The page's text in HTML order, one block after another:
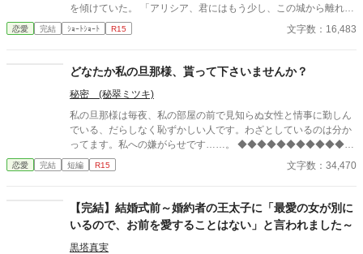
を傾けていた。 「アリシア、君にはもう少し、この城から離れて
もらいたい」 レオンハルトの声は、いつものように低く、落ち
着いていた。しかし、その言葉の意味は、アリシアにとってあま
はどういう意味でございますか」 「つまり、この城にいないでほ
しい、ということだ。しばらくの間、君には別の場所で暮らして
もらいたい」 アリシアは、ゆっくりと目を閉じた。指先がわず
かに震えるのを、彼女は必死に抑えていた。この男の前で、自分
が動揺している姿を見せたくなかったからだ。
恋愛 完結 ｼｮｰﾄｼｮｰﾄ R15 文字数：16,483
どなたか私の旦那様、貰って下さいませんか？
秘密 (秘翠ミツキ)
私の旦那様は毎夜、私の部屋の前で見知らぬ女性と情事に勤しん
でいる、だらしなく恥ずかしい人です。わざとしているのは分か
ってます。私への嫌がらせです……。 ◆◆◆◆◆◆◆◆◆◆◆◆
◆◆◆◆◆◆◆◆◆◆◆ 政略結婚で、離縁出来ないけど離縁した
い。 無類の女好きの従兄の侯爵令息フェルナンドと伯爵令嬢のロ
彼。政略結婚故、愛妾を作るなとは思わないが、せめて本邸に連
れ込むのはやめて欲しい……気分が悪い。 彼は所謂美青年で、若
くして騎士団副長であり兎に角モテる。結婚してもそれは変わら
ず……。 ロゼッタが夜会に出れば見知らぬ女から「今直ぐフェル
恋愛 完結 短編 R15 文字数：34,470
【完結】結婚式前～婚約者の王太子に「最愛の女が別に
いるので、お前を愛することはない」と言われました～
黒塔真実